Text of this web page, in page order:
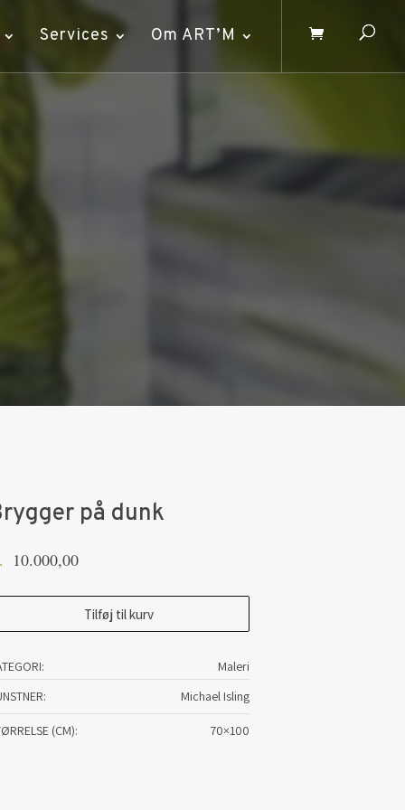
Services Om ART’M
på dunk
10.000,00
Tilføj til kurv
Maleri
Michael Isling
(CM) 70×100